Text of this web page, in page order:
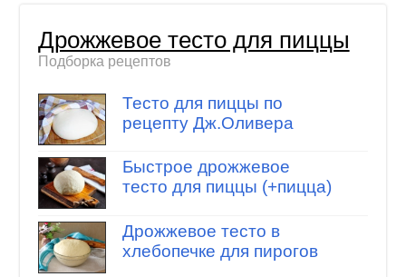
Дрожжевое тесто для пиццы
Подборка рецептов
Тесто для пиццы по
рецепту Дж.Оливера
Быстрое дрожжевое
тесто для пиццы (+пицца)
Дрожжевое тесто в
хлебопечке для пирогов